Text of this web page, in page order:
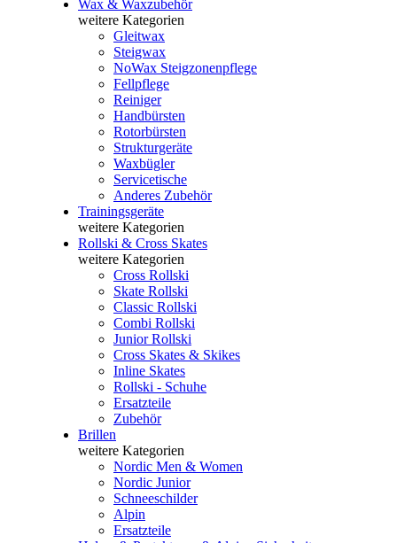
Wax & Waxzubehör
weitere Kategorien
Gleitwax
Steigwax
NoWax Steigzonenpflege
Fellpflege
Reiniger
Handbürsten
Rotorbürsten
Strukturgeräte
Waxbügler
Servicetische
Anderes Zubehör
Trainingsgeräte
weitere Kategorien
Rollski & Cross Skates
weitere Kategorien
Cross Rollski
Skate Rollski
Classic Rollski
Combi Rollski
Junior Rollski
Cross Skates & Skikes
Inline Skates
Rollski - Schuhe
Ersatzteile
Zubehör
Brillen
weitere Kategorien
Nordic Men & Women
Nordic Junior
Schneeschilder
Alpin
Ersatzteile